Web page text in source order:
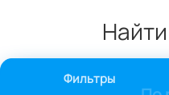
Фильтры